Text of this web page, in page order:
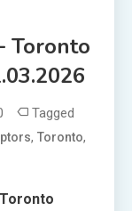
Toronto
Tagged
, Toronto,